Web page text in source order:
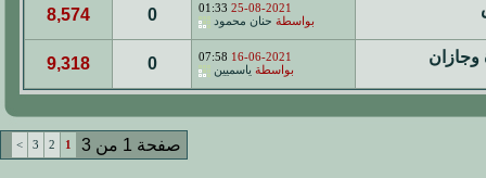
25-08-2021
01:33
بواسطة حنان محمود 0
8,574
وجازان 16-06-2021
07:58
بواسطة ياسميين 0
9,318
صفحة 1 من 3 1
2
3
>